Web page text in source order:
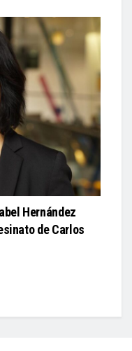
Hernández
de Carlos